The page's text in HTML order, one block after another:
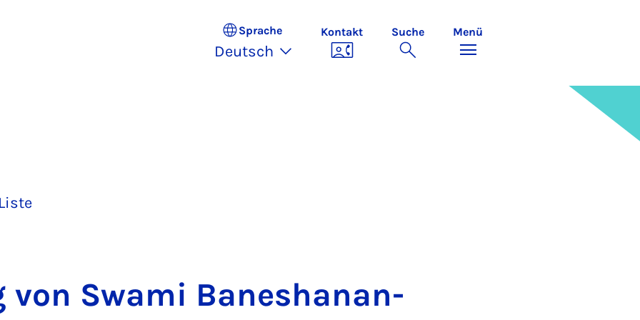
Sprache
Deutsch
Kontakt Suche Menü
von Swa­mi Ba­nes­ha­n­an­